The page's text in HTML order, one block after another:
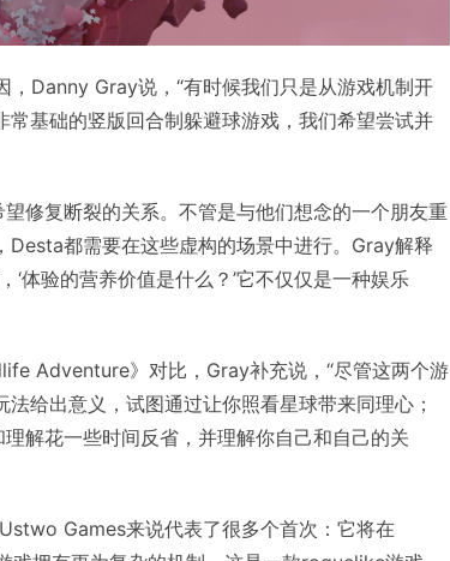
Danny Gray说，“有时候我们只是从游戏机制开
基础的竖版回合制躲避球游戏，我们希望尝试并
修复断裂的关系。不管是与他们想念的一个朋友重
Desta都需要在这些虚构的场景中进行。Gray解释
‘体验的营养价值是什么？’它不仅仅是一种娱乐
Adventure》对比，Gray补充说，“尽管这两个游
给出意义，试图通过让你照看星球带来同理心；
解花一些时间反省，并理解你自己和自己的关
Games来说代表了很多个首次：它将在